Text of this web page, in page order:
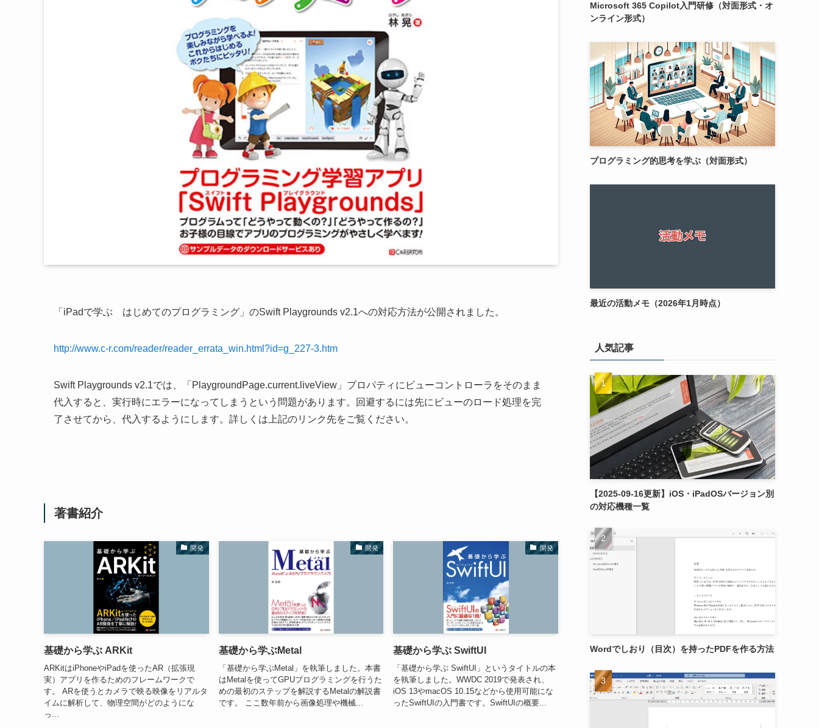
「iPadで学ぶ はじめてのプログラミング」のSwift Playgrounds v2.1への対応方法が公開されました。
http://www.c-r.com/reader/reader_errata_win.html?id=g_227-3.htm
Swift Playgrounds v2.1では、「PlaygroundPage.current.liveView」プロパティにビューコントローラをそのまま
代入すると、実行時にエラーになってしまうという問題があります。回避するには先にビューのロード処理を完
了させてから、代入するようにします。詳しくは上記のリンク先をご覧ください。
著書紹介
開発
基礎から学ぶ ARKit
ARKitはiPhoneやiPadを使ったAR（拡張現
実）アプリを作るためのフレームワークで
す。 ARを使うとカメラで映る映像をリアルタ
イムに解析して、物理空間がどのようにな
っ...
開発
基礎から学ぶMetal
「基礎から学ぶMetal」を執筆しました。本書
はMetalを使ってGPUプログラミングを行うた
めの最初のステップを解説するMetalの解説書
です。 ここ数年前から画像処理や機械...
開発
基礎から学ぶ SwiftUI
「基礎から学ぶ SwiftUI」というタイトルの本
を執筆しました。WWDC 2019で発表され、
iOS 13やmacOS 10.15などから使用可能にな
ったSwiftUIの入門書です。SwiftUIの概要...
Microsoft 365 Copilot入門研修（対面形式・オ
ンライン形式）
プログラミング的思考を学ぶ（対面形式）
最近の活動メモ（2026年1月時点）
人気記事
【2025-09-16更新】iOS・iPadOSバージョン別
の対応機種一覧
Wordでしおり（目次）を持ったPDFを作る方法